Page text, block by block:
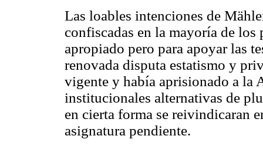
Las loables intenciones de
confiscadas en la mayoría de los
apropiado pero para apoyar las
renovada disputa estatismo y
vigente y había aprisionado a la
institucionales alternativas de
en cierta forma se reivindicaran
asignatura pendiente.